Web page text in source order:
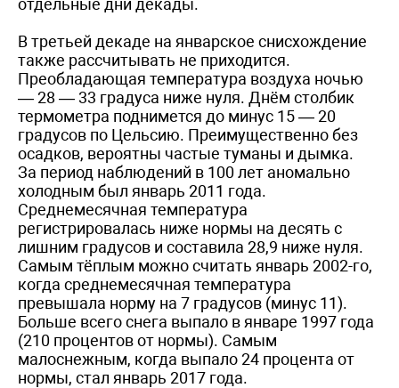
отдельные дни декады.
В третьей декаде на январское снисхождение
также рассчитывать не приходится.
Преобладающая температура воздуха ночью
— 28 — 33 градуса ниже нуля. Днём столбик
термометра поднимется до минус 15 — 20
градусов по Цельсию. Преимущественно без
осадков, вероятны частые туманы и дымка.
За период наблюдений в ­100 лет аномально
холодным был январь 2011 года.
Среднемесячная температура
регистрировалась ниже нормы на десять с
лишним градусов и составила 28,9 ниже нуля.
Самым тёплым можно считать январь 2002-го,
когда среднемесячная температура
превышала норму на 7 градусов (минус 11).
Больше всего снега выпало в январе 1997 года
(210 процентов от нормы). Самым
малоснежным, когда выпало 24 процента от
нормы, стал январь 2017 года.